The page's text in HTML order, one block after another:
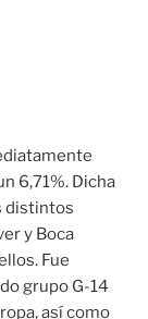
6,71%. Dicha
distintos
y Boca
Fue
grupo G-14
así como